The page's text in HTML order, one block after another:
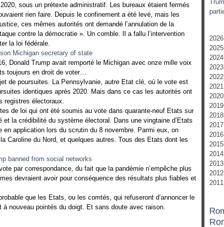
sous un prétexte administratif. Les bureaux étaient fermés
rien faire. Depuis le confinement a été levé, mais les
ces mêmes autorités ont demandé l’annulation de la
contre la démocratie ». Un comble. Il a fallu l’intervention
la loi fédérale.
Donald Trump avait remporté le Michigan avec onze mille voix
toujours en droit de voter…
de poursuites. La Pennsylvanie, autre Etat clé, où le vote est
identiques après 2020. Mais dans ce cas les autorités ont
registres électoraux.
de loi qui ont été soumis au vote dans quarante-neuf Etats sur
la crédibilité du système électoral. Dans une vingtaine d’Etats
application lors du scrutin du 8 novembre. Parmi eux, on
Caroline du Nord, et quelques autres. Tous des Etats dont les
par correspondance, du fait que la pandémie n’empêche plus
devraient avoir pour conséquence des résultats plus fiables et
que les Etats, ou les comtés, qui refuseront d’annoncer le
à nouveau pointés du doigt. Et sans doute avec raison.
2026
2025
2024
2023
2022
2021
2020
2019
2018
2017
2016
2015
2014
2013
2012
2011